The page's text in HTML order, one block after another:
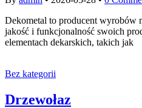
Dekometal to producent wyrobów
jakość i funkcjonalność swoich
elementach dekarskich, takich jak
Bez kategorii
Drzewołaz